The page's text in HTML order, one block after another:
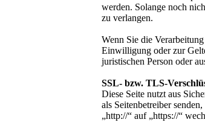
werden. Solange noch
zu verlangen.
Wenn Sie die
Einwilligung oder zur
juristischen Person oder
SSL- bzw. TLS-
Diese Seite nutzt aus
als Seitenbetreiber
„http://“ auf „https://“